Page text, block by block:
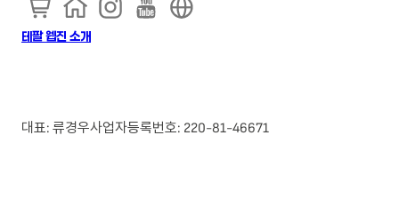
테팔 웹진 소개
대표: 류경우사업자등록번호: 220-81-46671